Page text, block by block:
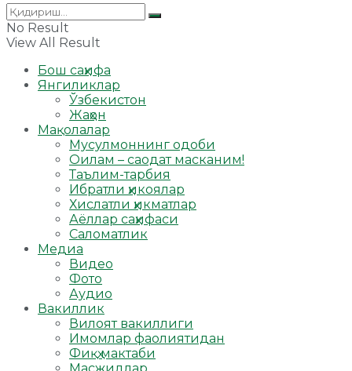
No Result
View All Result
Бош саҳифа
Янгиликлар
Ўзбекистон
Жаҳон
Мақолалар
Мусулмоннинг одоби
Оилам – саодат масканим!
Таълим-тарбия
Ибратли ҳикоялар
Хислатли ҳикматлар
Аёллар саҳифаси
Саломатлик
Медиа
Видео
Фото
Аудио
Вакиллик
Вилоят вакиллиги
Имомлар фаолиятидан
Фиқҳ мактаби